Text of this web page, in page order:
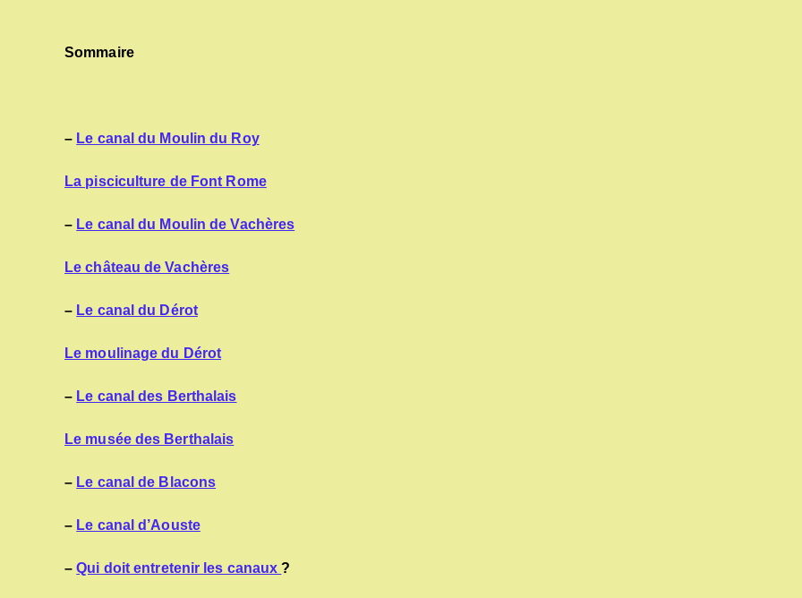
Sommaire
– Le canal du Moulin du Roy
La pisciculture de Font Rome
– Le canal du Moulin de Vachères
Le château de Vachères
– Le canal du Dérot
Le moulinage du Dérot
– Le canal des Berthalais
Le musée des Berthalais
– Le canal de Blacons
– Le canal d’Aouste
–Qui doit entretenir les canaux?